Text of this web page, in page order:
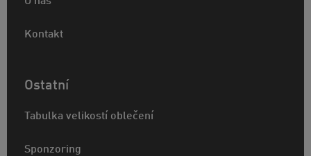
Kontakt
Ostatní
Tabulka velikostí oblečení
Sponzoring